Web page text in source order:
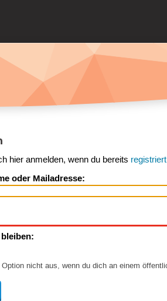
hier anmelden, wenn du bereits
oder Mailadresse:
nicht aus, wenn du dich an einem